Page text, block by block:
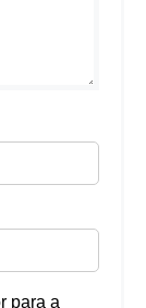
para a